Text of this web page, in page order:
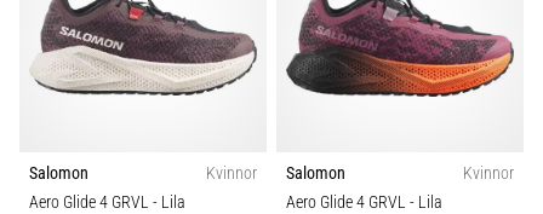
Salomon
Kvinnor
Aero Glide 4 GRVL - Lila
Salomon
Kvinnor
Aero Glide 4 GRVL - Lila